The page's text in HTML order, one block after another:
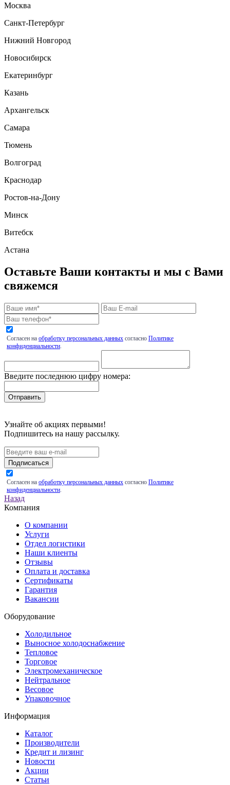
Москва
Санкт-Петербург
Нижний Новгород
Новосибирск
Екатеринбург
Казань
Архангельск
Самара
Тюмень
Волгоград
Краснодар
Ростов-на-Дону
Минск
Витебск
Астана
Оставьте Ваши контакты и мы с Вами
свяжемся
Согласен на обработку персональных данных согласно Политике
конфиденциальности.
Введите последнюю цифру номера:
Узнайте об акциях первыми!
Подпишитесь на нашу рассылку.
Подписаться
Согласен на обработку персональных данных согласно Политике
конфиденциальности.
Назад
Компания
О компании
Услуги
Отдел логистики
Наши клиенты
Отзывы
Оплата и доставка
Сертификаты
Гарантия
Вакансии
Оборудование
Холодильное
Выносное холодоснабжение
Тепловое
Торговое
Электромеханическое
Нейтральное
Весовое
Упаковочное
Информация
Каталог
Производители
Кредит и лизинг
Новости
Акции
Статьи